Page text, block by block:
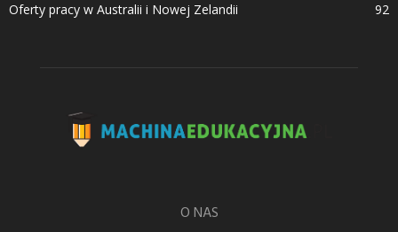
Oferty pracy w Australii i Nowej Zelandii
92
O NAS